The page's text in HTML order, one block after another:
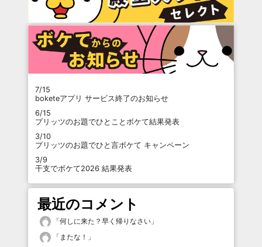
7/15
boketeアプリ サービス終了のお知らせ
6/15
プリッツのお題でひとことボケて結果発表
3/10
プリッツのお題でひと言ボケて キャンペーン
3/9
干支でボケて2026 結果発表
最近のコメント
「何しに来た？早く帰りなさい 」
「 またな！ 」